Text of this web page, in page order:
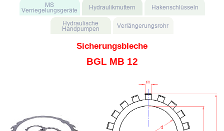
Sicherungsbleche
BGL MB 12